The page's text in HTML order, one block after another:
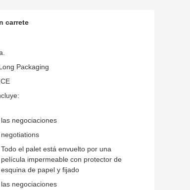
carrete
Packaging
las negociaciones
negotiations
Todo el palet está envuelto por una
película impermeable con protector de
esquina de papel y fijado
las negociaciones